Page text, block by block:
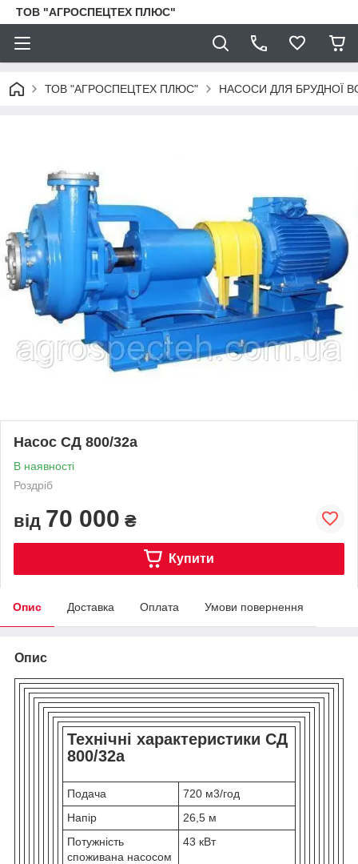
ТОВ "АГРОСПЕЦТЕХ ПЛЮС"
ТОВ "АГРОСПЕЦТЕХ ПЛЮС" НАСОСИ ДЛЯ БРУДНОЇ
Насос СД 800/32а
В наявності
Роздріб
від 70 000 ₴
Купити
Опис Доставка Оплата Умови повернення
Опис
Технічні характеристики СД
800/32а
Подача
720 м3/год
Напір
26,5 м
Потужність
споживана насосом
43 кВт